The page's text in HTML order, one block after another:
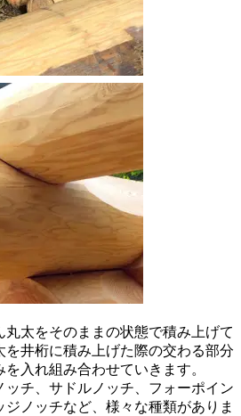
太をそのままの状態で積み上げて
を井桁に積み上げた際の交わる部分
入れ組み合わせていきます。
ッチ、サドルノッチ、フォーポイン
ジノッチなど、様々な種類がありま